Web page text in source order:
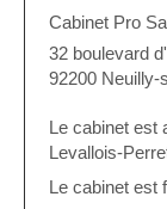
Cabinet Pro
32 boulevard
92200 Neuilly-
Le cabinet est
Levallois-
Le cabinet est